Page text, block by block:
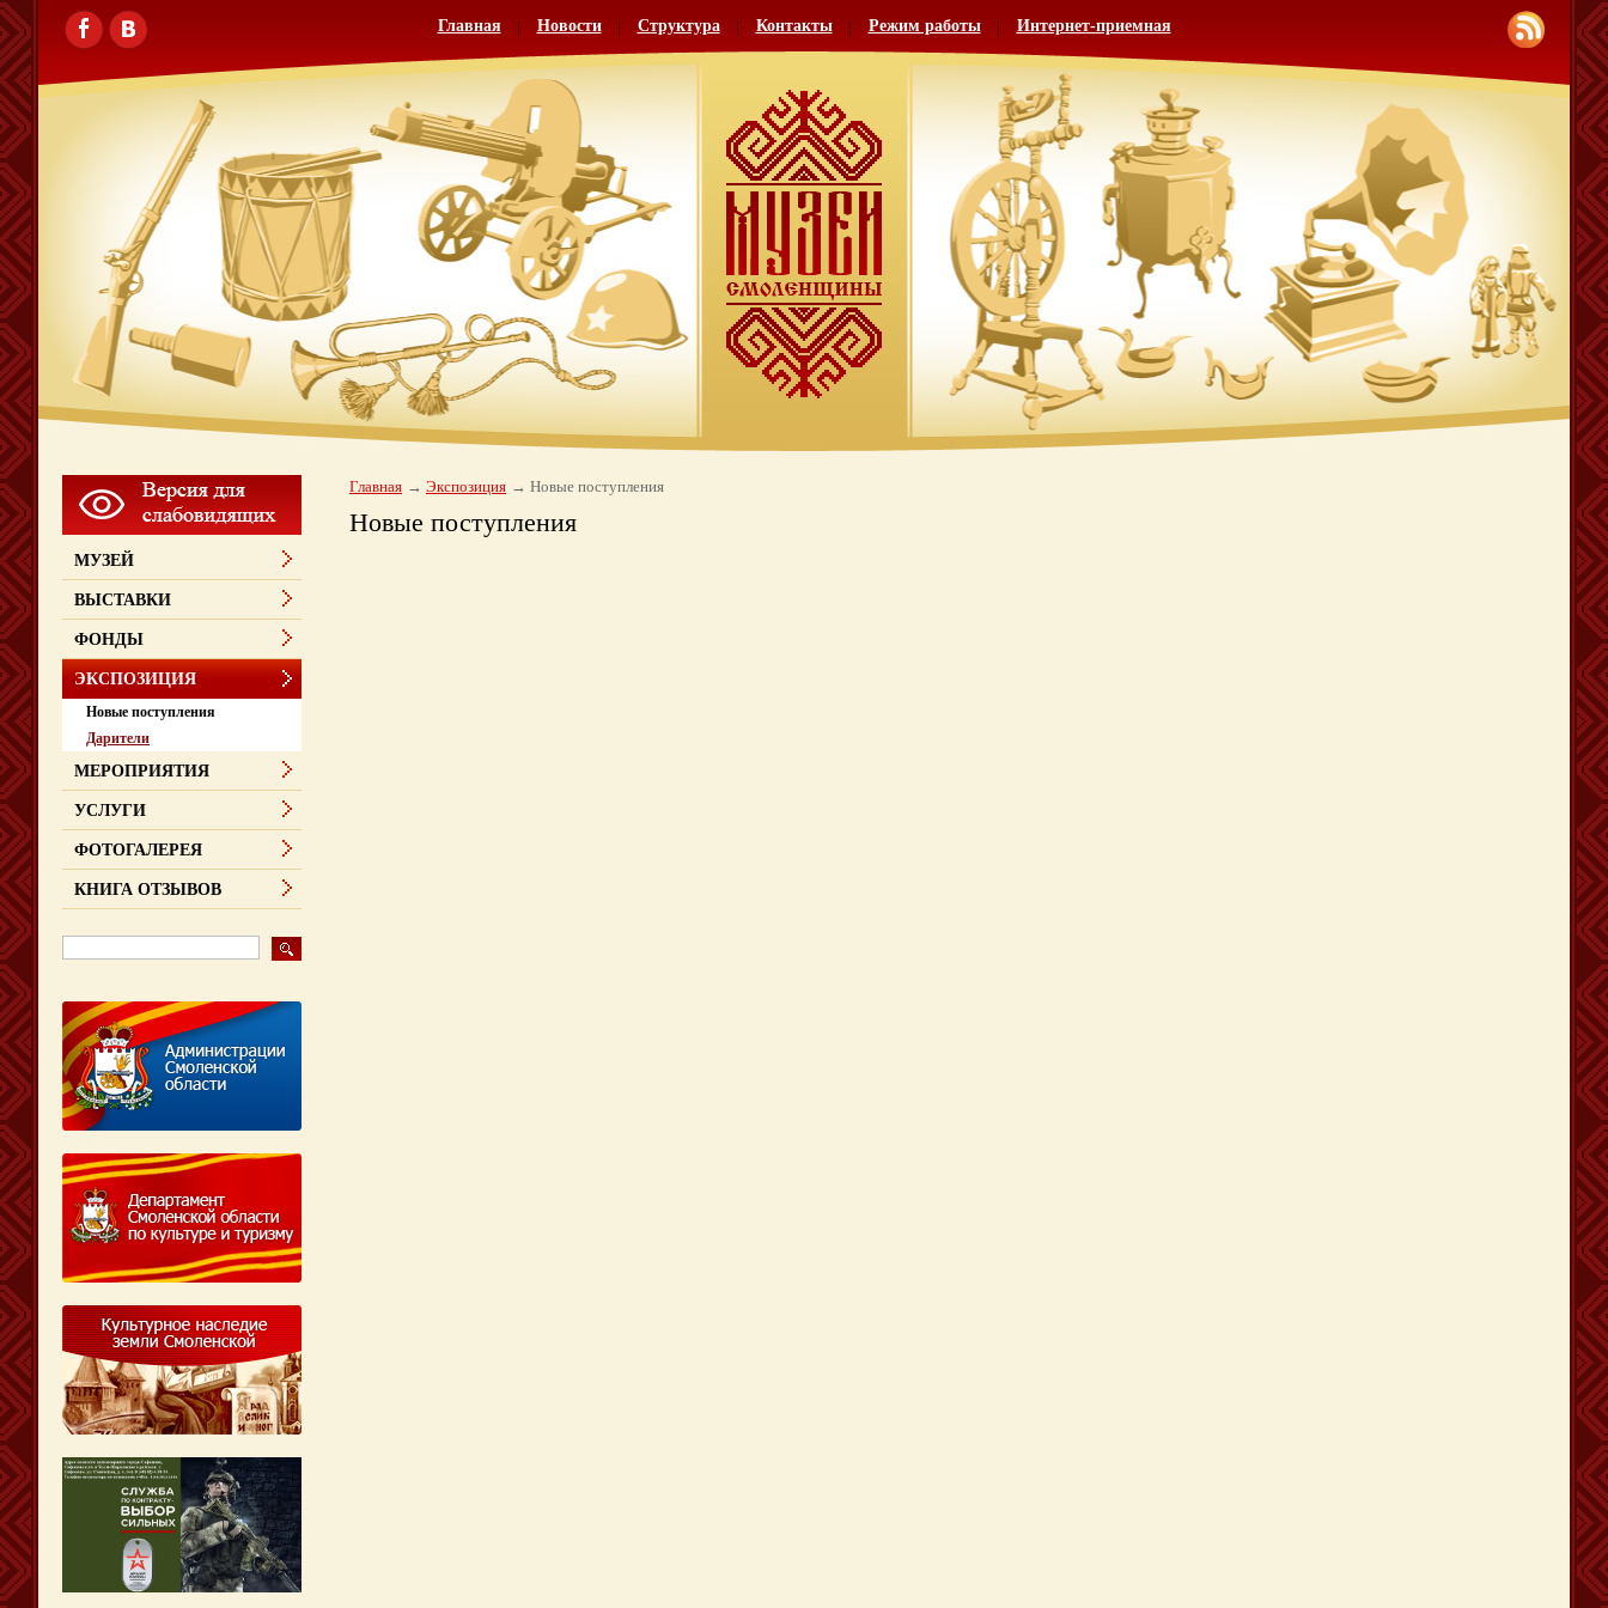
Главная Новости Структура Контакты Режим работы Интернет-приемная
Главная Экспозиция Новые поступления
Новые поступления
МУЗЕЙ
ВЫСТАВКИ
ФОНДЫ
ЭКСПОЗИЦИЯ
Новые поступления
Дарители
МЕРОПРИЯТИЯ
УСЛУГИ
ФОТОГАЛЕРЕЯ
КНИГА ОТЗЫВОВ